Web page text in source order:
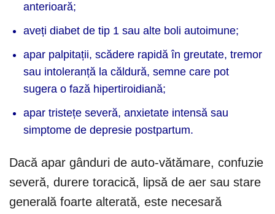
anterioară;
aveți diabet de tip 1 sau alte boli autoimune;
apar palpitații, scădere rapidă în greutate, tremor
sau intoleranță la căldură, semne care pot
sugera o fază hipertiroidiană;
apar tristețe severă, anxietate intensă sau
simptome de depresie postpartum.
Dacă apar gânduri de auto-vătămare, confuzie
severă, durere toracică, lipsă de aer sau stare
generală foarte alterată, este necesară